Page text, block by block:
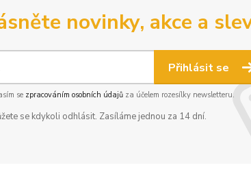
novinky, akce a
Přihlásit se
se zpracováním osobních údajůza účelem rozesílky newsletteru.
se kdykoli odhlásit. Zasíláme jednou za 14 dní.